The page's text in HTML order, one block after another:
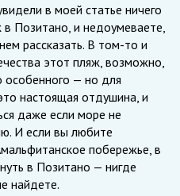
в моей статье ничего
Позитано, и недоумеваете,
рассказать. В том-то и
этот пляж, возможно,
особенного — но для
настоящая отдушина, и
даже если море не
И если вы любите
побережье, в
в Позитано — нигде
найдете.